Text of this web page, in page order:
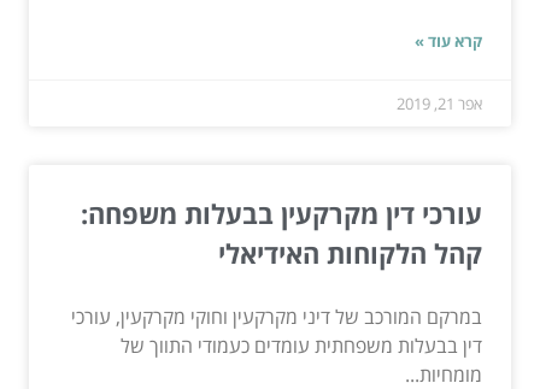
קרא עוד »
אפר 21, 2019
עורכי דין מקרקעין בבעלות משפחה:
קהל הלקוחות האידיאלי
במרקם המורכב של דיני מקרקעין וחוקי מקרקעין, עורכי
דין בבעלות משפחתית עומדים כעמודי התווך של
מומחיות...